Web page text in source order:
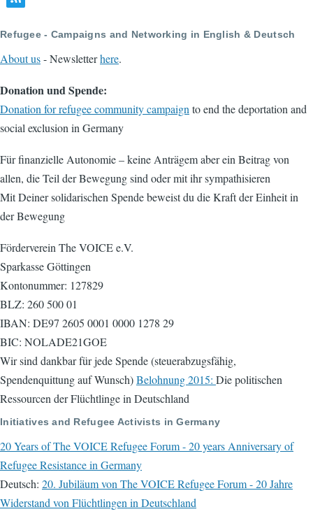
Refugee - Campaigns and Networking in English & Deutsch
About us- Newsletterhere.
Donation und Spende:
Donation for refugee community campaign to end the deportation and
social exclusion in Germany
Für finanzielle Autonomie – keine Anträgem aber ein Beitrag von
allen, die Teil der Bewegung sind oder mit ihr sympathisieren
Mit Deiner solidarischen Spende beweist du die Kraft der Einheit in
der Bewegung
Förderverein The VOICE e.V.
Sparkasse Göttingen
Kontonummer: 127829
BLZ: 260 500 01
IBAN: DE97 2605 0001 0000 1278 29
BIC: NOLADE21GOE
Wir sind dankbar für jede Spende (steuerabzugsfähig,
Spendenquittung auf Wunsch)Belohnung 2015: Die politischen
Ressourcen der Flüchtlinge in Deutschland
Initiatives and Refugee Activists in Germany
20 Years of The VOICE Refugee Forum - 20 years Anniversary of
Refugee Resistance in Germany
Deutsch: 20. Jubiläum von The VOICE Refugee Forum - 20 Jahre
Widerstand von Flüchtlingen in Deutschland